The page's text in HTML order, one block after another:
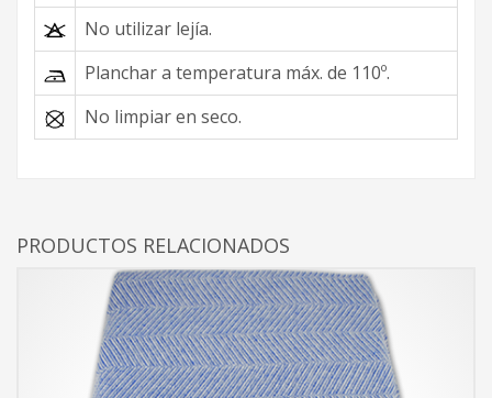
No utilizar lejía.
Planchar a temperatura máx. de 110º.
No limpiar en seco.
PRODUCTOS RELACIONADOS